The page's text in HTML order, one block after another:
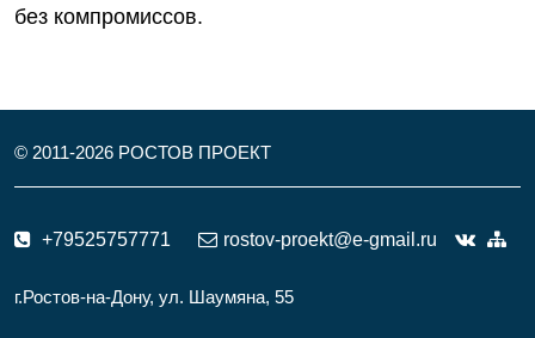
без компромиссов.
© 2011-2026 РОСТОВ ПРОЕКТ
+79525757771 rostov-proekt@e-gmail.ru
г.Ростов-на-Дону, ул. Шаумяна, 55